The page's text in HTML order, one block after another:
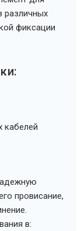
различных
фиксации
кабелей
провисание,
в: